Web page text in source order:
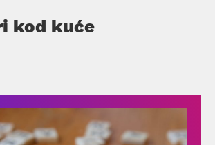
kod kuće